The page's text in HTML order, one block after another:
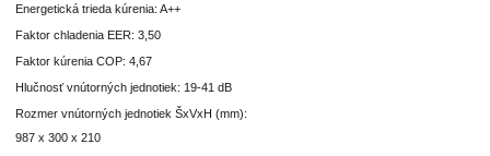
Energetická trieda kúrenia: A++
Faktor chladenia EER: 3,50
Faktor kúrenia COP: 4,67
Hlučnosť vnútorných jednotiek: 19-41 dB
Rozmer vnútorných jednotiek ŠxVxH (mm):
987 x 300 x 210